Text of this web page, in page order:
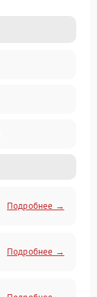
Подробнее →
Подробнее →